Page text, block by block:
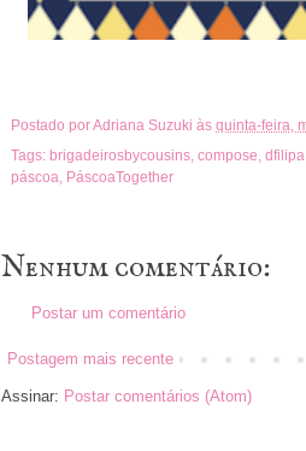
Postado porAdriana Suzuki às quinta-feira,
Tags: brigadeirosbycousins compose dfilipa
páscoa
PáscoaTogether
Nenhum comentário:
Postar um comentário
Postagem mais recente
Assinar: Postar comentários (Atom)